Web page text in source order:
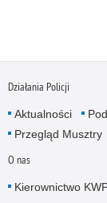
Działania Policji
Aktualności
Przegląd Musztry
O nas
Kierownictwo